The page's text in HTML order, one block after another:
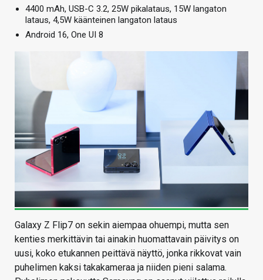
4400 mAh, USB-C 3.2, 25W pikalataus, 15W langaton
lataus, 4,5W käänteinen langaton lataus
Android 16, One UI 8
Galaxy Z Flip7 on sekin aiempaa ohuempi, mutta sen
kenties merkittävin tai ainakin huomattavain päivitys on
uusi, koko etukannen peittävä näyttö, jonka rikkovat vain
puhelimen kaksi takakameraa ja niiden pieni salama.